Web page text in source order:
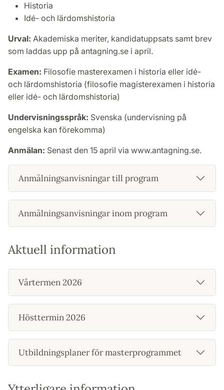
Historia
Idé- och lärdomshistoria
Urval: Akademiska meriter, kandidatuppsats samt brev
som laddas upp på antagning.se i april.
Examen: Filosofie masterexamen i historia eller idé-
och lärdomshistoria (filosofie magisterexamen i historia
eller idé- och lärdomshistoria)
Undervisningsspråk: Svenska (undervisning på
engelska kan förekomma)
Anmälan: Senast den 15 april via www.antagning.se.
Anmälningsanvisningar till program
Anmälningsanvisningar inom program
Aktuell information
Vårtermen 2026
Hösttermin 2026
Utbildningsplaner för masterprogrammet